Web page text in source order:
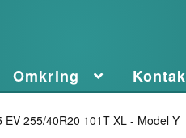
Omkring
255/40R20 101T XL - Model Y